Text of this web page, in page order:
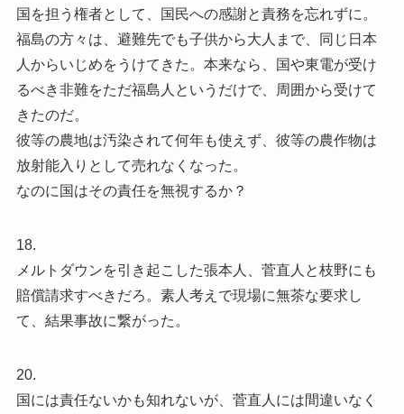
国を担う権者として、国民への感謝と責務を忘れずに。
福島の方々は、避難先でも子供から大人まで、同じ日本
人からいじめをうけてきた。本来なら、国や東電が受け
るべき非難をただ福島人というだけで、周囲から受けて
きたのだ。
彼等の農地は汚染されて何年も使えず、彼等の農作物は
放射能入りとして売れなくなった。
なのに国はその責任を無視するか？
18.
メルトダウンを引き起こした張本人、菅直人と枝野にも
賠償請求すべきだろ。素人考えで現場に無茶な要求し
て、結果事故に繋がった。
20.
国には責任ないかも知れないが、菅直人には間違いなく